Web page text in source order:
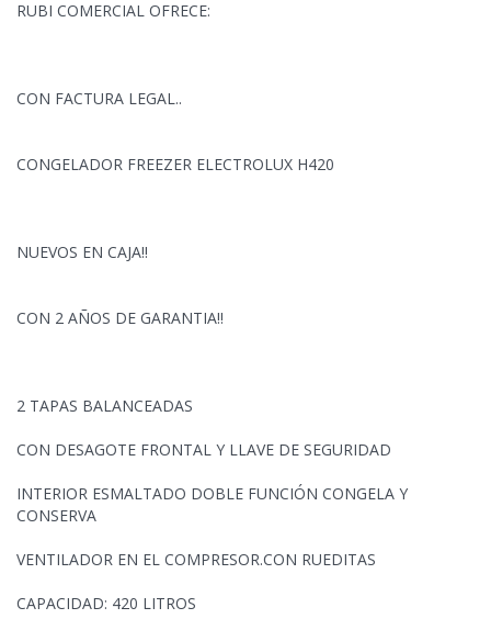
RUBI COMERCIAL OFRECE:
CON FACTURA LEGAL..
CONGELADOR FREEZER ELECTROLUX H420
NUEVOS EN CAJA!!
CON 2 AÑOS DE GARANTIA!!
2 TAPAS BALANCEADAS
CON DESAGOTE FRONTAL Y LLAVE DE SEGURIDAD
INTERIOR ESMALTADO DOBLE FUNCIÓN CONGELA Y
CONSERVA
VENTILADOR EN EL COMPRESOR.CON RUEDITAS
CAPACIDAD: 420 LITROS